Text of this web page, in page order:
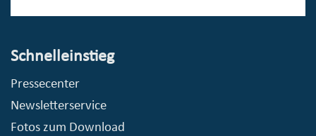
Schnelleinstieg
Pressecenter
Newsletterservice
Fotos zum Download